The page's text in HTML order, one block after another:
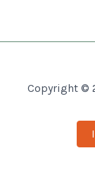
Copyright ©